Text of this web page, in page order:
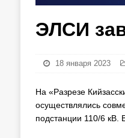
ЭЛСИ
18 января 2023
На «Разрезе
осуществлялись
подстанции 110/6 кВ.